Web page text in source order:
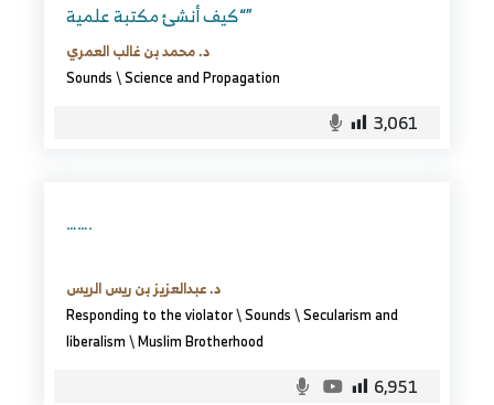
“كيف أنشئ مكتبة علمية”
د. محمد بن غالب العمري
Sounds\Science and Propagation
3,061
…….
د. عبدالعزيز بن ريس الريس
Responding to the violator\Sounds\Secularism and
liberalism\Muslim Brotherhood
6,951